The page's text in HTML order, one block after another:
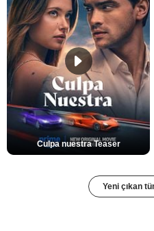
Culpa nuestra Teaser
Yeni çıkan